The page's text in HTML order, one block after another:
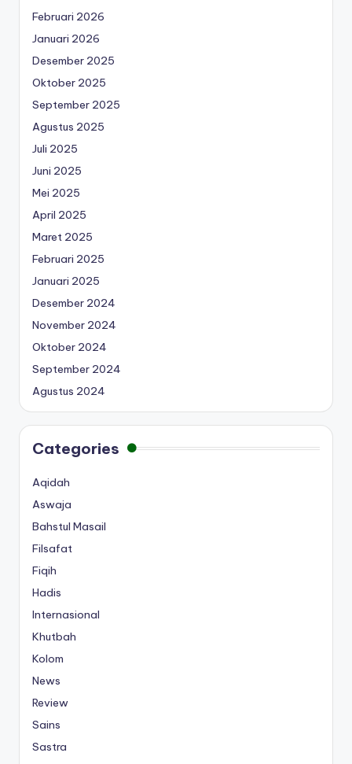
Februari 2026
Januari 2026
Desember 2025
Oktober 2025
September 2025
Agustus 2025
Juli 2025
Juni 2025
Mei 2025
April 2025
Maret 2025
Februari 2025
Januari 2025
Desember 2024
November 2024
Oktober 2024
September 2024
Agustus 2024
Categories
Aqidah
Aswaja
Bahstul Masail
Filsafat
Fiqih
Hadis
Internasional
Khutbah
Kolom
News
Review
Sains
Sastra